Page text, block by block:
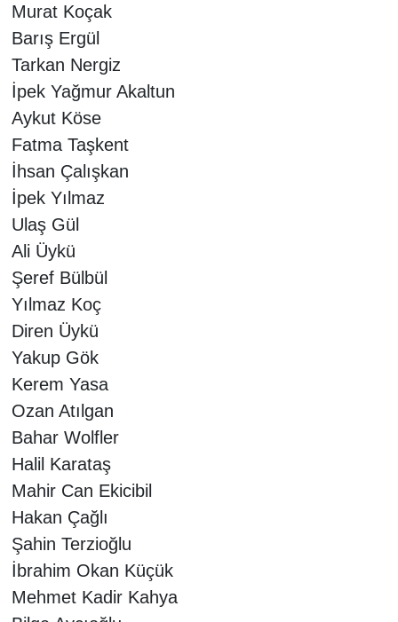
Murat Koçak
Barış Ergül
Tarkan Nergiz
İpek Yağmur Akaltun
Aykut Köse
Fatma Taşkent
İhsan Çalışkan
İpek Yılmaz
Ulaş Gül
Ali Üykü
Şeref Bülbül
Yılmaz Koç
Diren Üykü
Yakup Gök
Kerem Yasa
Ozan Atılgan
Bahar Wolfler
Halil Karataş
Mahir Can Ekicibil
Hakan Çağlı
Şahin Terzioğlu
İbrahim Okan Küçük
Mehmet Kadir Kahya